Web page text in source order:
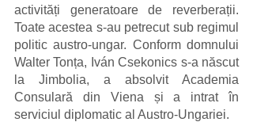
activități generatoare de reverberații.
Toate acestea s-au petrecut sub regimul
politic austro-ungar. Conform domnului
Walter Tonța, Iván Csekonics s-a născut
la Jimbolia, a absolvit Academia
Consulară din Viena și a intrat în
serviciul diplomatic al Austro-Ungariei.